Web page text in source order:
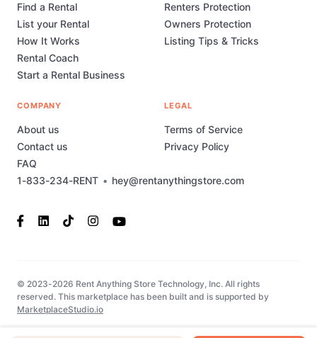
1-833-234-RENT • hey@rentanythingstore.com
Find a Rental
List your Rental
How It Works
Rental Coach
Start a Rental Business
Renters Protection
Owners Protection
Listing Tips & Tricks
COMPANY
About us
Contact us
FAQ
LEGAL
Terms of Service
Privacy Policy
© 2023-2026 Rent Anything Store Technology, Inc. All rights
reserved. This marketplace has been built and is supported by
MarketplaceStudio.io